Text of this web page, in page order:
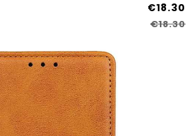
€18.30
€18.30